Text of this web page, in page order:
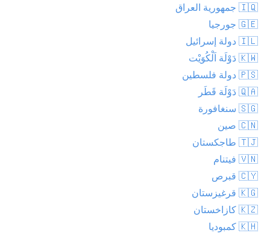
🇮🇶 جمهورية العراق
🇬🇪 جورجيا
🇮🇱 دولة إسرائيل
🇰🇼 دَوْلَة اَلْكُوَيْت
🇵🇸 دولة فلسطين
🇶🇦 دَوْلَة قَطَر
🇸🇬 سنغافورة
🇨🇳 صين
🇹🇯 طاجكستان
🇻🇳 فيتنام
🇨🇾 قبرص
🇰🇬 قرغيزستان
🇰🇿 كازاخستان
🇰🇭 كمبوديا